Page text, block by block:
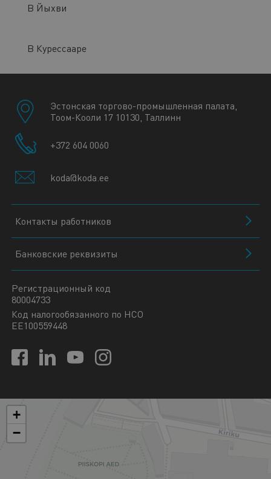
В Йыхви
В Курессааре
Эстонская торгово-промышленная палата,
Тоом-Кооли 17 10130, Таллинн
+372 604 0060
koda@koda.ee
Контакты работников
Банковские реквизиты
Регистрационный код
80004733
Код налогообязанного по НСО
EE100559448
+
−